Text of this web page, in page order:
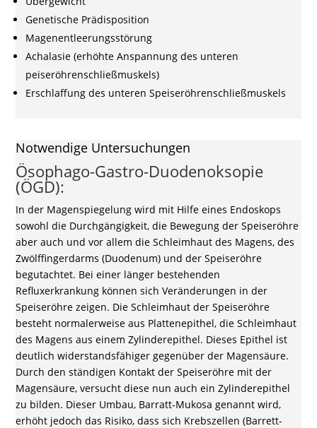
Genetische Prädisposition
Magenentleerungsstörung
Achalasie (erhöhte Anspannung des unteren
peiseröhrenschließmuskels)
Erschlaffung des unteren Speiseröhrenschließmuskels
Notwendige Untersuchungen
Ösophago-Gastro-Duodenoksopie
(ÖGD):
In der Magenspiegelung wird mit Hilfe eines Endoskops
sowohl die Durchgängigkeit, die Bewegung der Speiseröhre
aber auch und vor allem die Schleimhaut des Magens, des
Zwölffingerdarms (Duodenum) und der Speiseröhre
begutachtet. Bei einer länger bestehenden
Refluxerkrankung können sich Veränderungen in der
Speiseröhre zeigen. Die Schleimhaut der Speiseröhre
besteht normalerweise aus Plattenepithel, die Schleimhaut
des Magens aus einem Zylinderepithel. Dieses Epithel ist
deutlich widerstandsfähiger gegenüber der Magensäure.
Durch den ständigen Kontakt der Speiseröhre mit der
Magensäure, versucht diese nun auch ein Zylinderepithel
zu bilden. Dieser Umbau, Barratt-Mukosa genannt wird,
erhöht jedoch das Risiko, dass sich Krebszellen (Barrett-